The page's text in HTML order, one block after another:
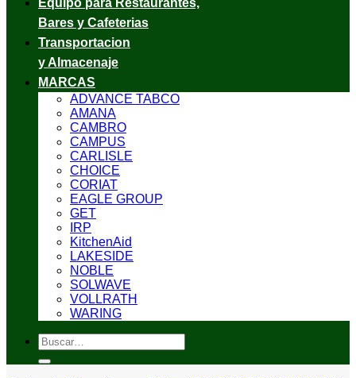
Equipo para Restaurantes,
Bares y Cafeterias
Transportacion
y Almacenaje
MARCAS
ADVANCE TABCO
AMANA
CAMBRO
CAMPUS
CARLISLE
CHOICE
CORIAT
EAGLE GROUP
GET
IRP
KitchenAid
LAKESIDE
NOBLE
SOLWAVE
VOLLRATH
WARING
Buscar
por: